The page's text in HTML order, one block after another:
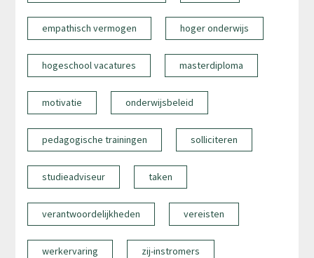
empathisch vermogen hoger onderwijs
hogeschool vacatures masterdiploma
motivatie onderwijsbeleid
pedagogische trainingen solliciteren
studieadviseur taken
verantwoordelijkheden vereisten
werkervaring zij-instromers